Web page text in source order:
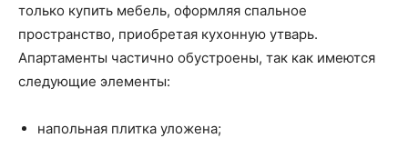
только купить мебель, оформляя спальное
пространство, приобретая кухонную утварь.
Апартаменты частично обустроены, так как имеются
следующие элементы:
напольная плитка уложена;